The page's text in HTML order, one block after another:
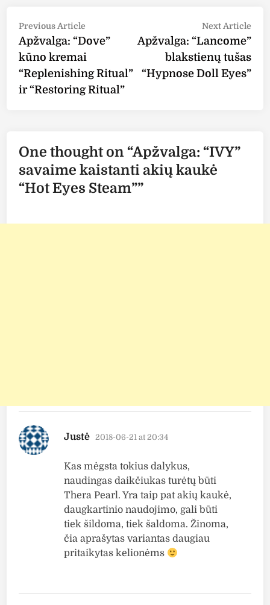
Post
navigation
Previous Article
article:
Apžvalga: “Dove”
kūno kremai
“Replenishing Ritual”
ir “Restoring Ritual”
Next Article
Apžvalga: “Lancome”
blakstienų tušas
“Hypnose Doll Eyes”
One thought on “Apžvalga: “IVY”
savaime kaistanti akių kaukė
“Hot Eyes Steam””
Justė says:
2018-06-21 at 20:34
Kas mėgsta tokius dalykus,
naudingas daikčiukas turėtų būti
Thera Pearl. Yra taip pat akių kaukė,
daugkartinio naudojimo, gali būti
tiek šildoma, tiek šaldoma. Žinoma,
čia aprašytas variantas daugiau
pritaikytas kelionėms